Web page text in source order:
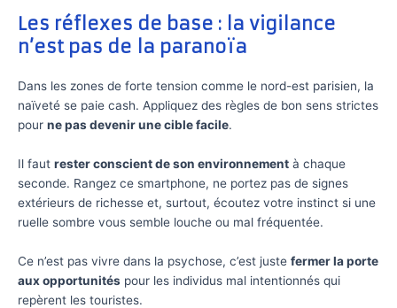
Les réflexes de base : la vigilance
n’est pas de la paranoïa
Dans les zones de forte tension comme le nord-est parisien, la
naïveté se paie cash. Appliquez des règles de bon sens strictes
pour ne pas devenir une cible facile.
Il faut rester conscient de son environnement à chaque
seconde. Rangez ce smartphone, ne portez pas de signes
extérieurs de richesse et, surtout, écoutez votre instinct si une
ruelle sombre vous semble louche ou mal fréquentée.
Ce n’est pas vivre dans la psychose, c’est juste fermer la porte
aux opportunités pour les individus mal intentionnés qui
repèrent les touristes.